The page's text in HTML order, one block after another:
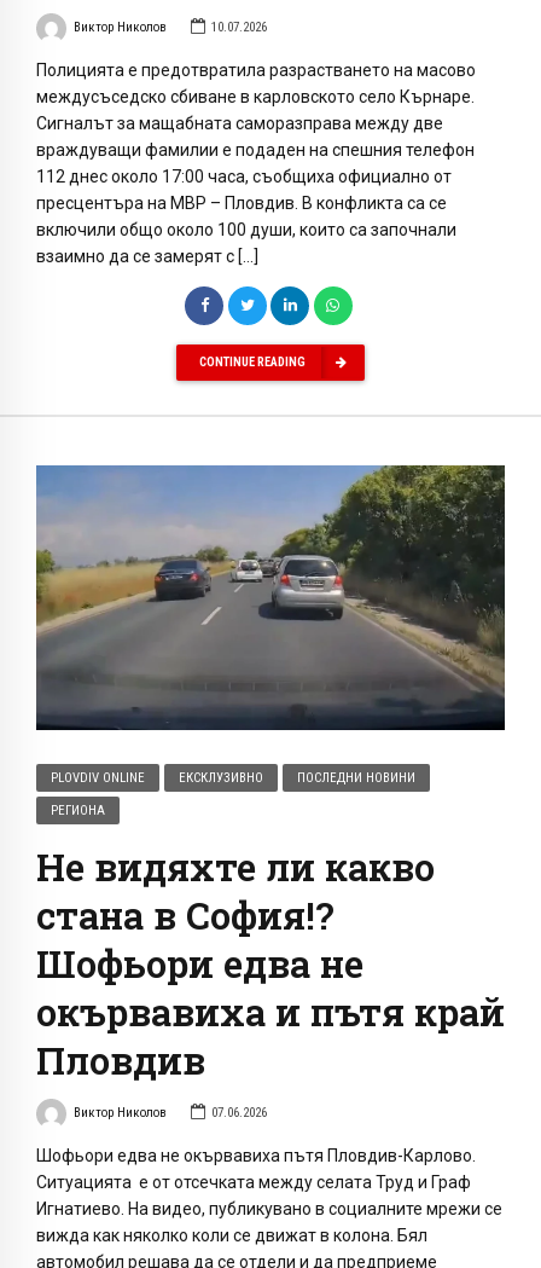
Виктор Николов 10.07.2026
Полицията е предотвратила разрастването на масово
междусъседско сбиване в карловското село Кърнаре.
Сигналът за мащабната саморазправа между две
враждуващи фамилии е подаден на спешния телефон
112 днес около 17:00 часа, съобщиха официално от
пресцентъра на МВР – Пловдив. В конфликта са се
включили общо около 100 души, които са започнали
взаимно да се замерят с […]
CONTINUE READING
PLOVDIV ONLINE ЕКСКЛУЗИВНО ПОСЛЕДНИ НОВИНИ
РЕГИОНА
Не видяхте ли какво
стана в София!?
Шофьори едва не
окървавиха и пътя край
Пловдив
Виктор Николов 07.06.2026
Шофьори едва не окървавиха пътя Пловдив-Карлово.
Ситуацията е от отсечката между селата Труд и Граф
Игнатиево. На видео, публикувано в социалните мрежи се
вижда как няколко коли се движат в колона. Бял
автомобил решава да се отдели и да предприеме